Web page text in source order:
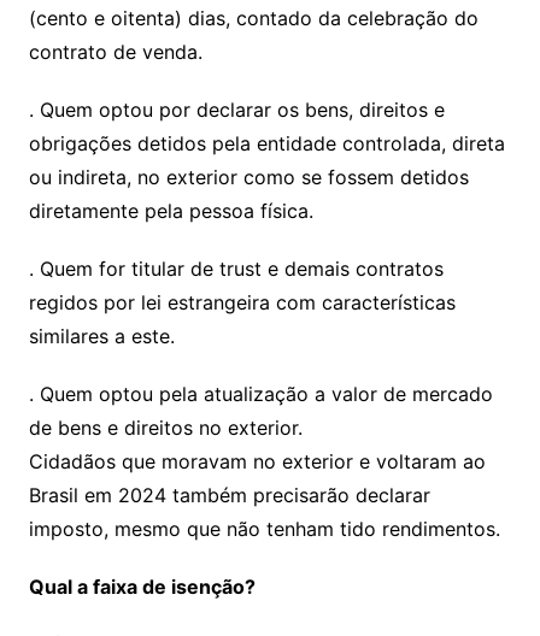
(cento e oitenta) dias, contado da celebração do
contrato de venda.
. Quem optou por declarar os bens, direitos e
obrigações detidos pela entidade controlada, direta
ou indireta, no exterior como se fossem detidos
diretamente pela pessoa física.
. Quem for titular de trust e demais contratos
regidos por lei estrangeira com características
similares a este.
. Quem optou pela atualização a valor de mercado
de bens e direitos no exterior.
Cidadãos que moravam no exterior e voltaram ao
Brasil em 2024 também precisarão declarar
imposto, mesmo que não tenham tido rendimentos.
Qual a faixa de isenção?